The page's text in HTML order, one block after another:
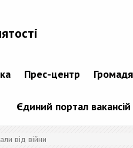
Прес-центр
Єдиний портал вакансій
від війни